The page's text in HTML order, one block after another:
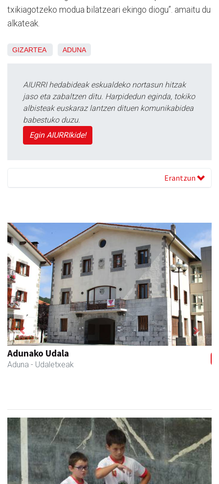
txikiagotzeko modua bilatzeari ekingo diogu”. amaitu du
alkateak.
GIZARTEA ADUNA
AIURRI hedabideak eskualdeko nortasun hitzak
jaso eta zabaltzen ditu. Harpidedun eginda, tokiko
albisteak euskaraz lantzen dituen komunikabidea
babestuko duzu.
Egin AIURRIkide!
Erantzun
Adunako Udala
Aduna - Udaletxeak
Previous Next